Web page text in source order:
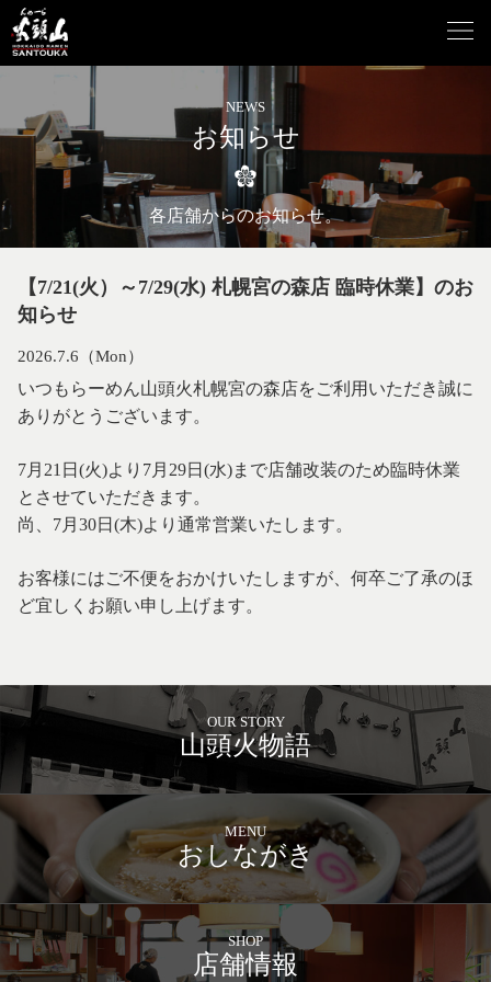
NEWS
お知らせ
各店舗からのお知らせ。
【7/21(火）～7/29(水) 札幌宮の森店 臨時休業】のお
知らせ
2026.7.6（Mon）
いつもらーめん山頭火札幌宮の森店をご利用いただき誠に
ありがとうございます。
7月21日(火)より7月29日(水)まで店舗改装のため臨時休業
とさせていただきます。
尚、7月30日(木)より通常営業いたします。
お客様にはご不便をおかけいたしますが、何卒ご了承のほ
ど宜しくお願い申し上げます。
OUR STORY
山頭火物語
MENU
おしながき
SHOP
店舗情報